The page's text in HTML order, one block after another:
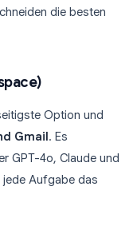
die besten
Option und
Gmail . Es
GPT-4o, Claude und
jede Aufgabe das